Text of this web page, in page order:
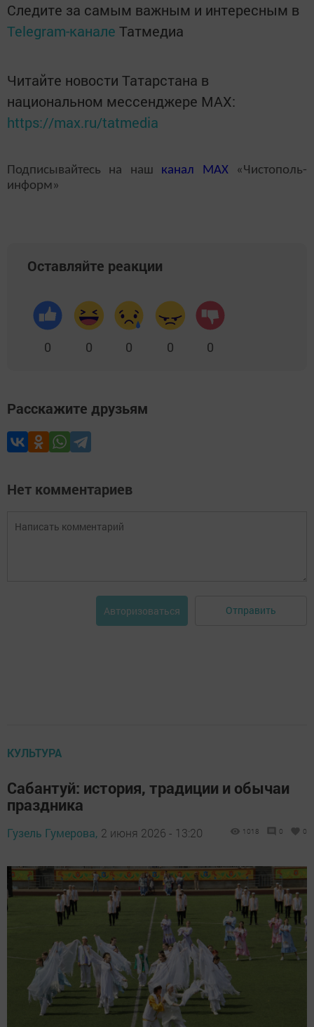
Следите за самым важным и интересным в
Telegram-канале Татмедиа
Читайте новости Татарстана в
национальном мессенджере MАХ:
https://max.ru/tatmedia
Подписывайтесь на наш канал MAX«Чистополь-
информ»
Оставляйте реакции
0 0 0 0 0
Расскажите друзьям
Нет комментариев
Авторизоваться Отправить
КУЛЬТУРА
Сабантуй: история, традиции и обычаи
праздника
Гузель Гумерова, 2 июня 2026 - 13:20 1018 0 0